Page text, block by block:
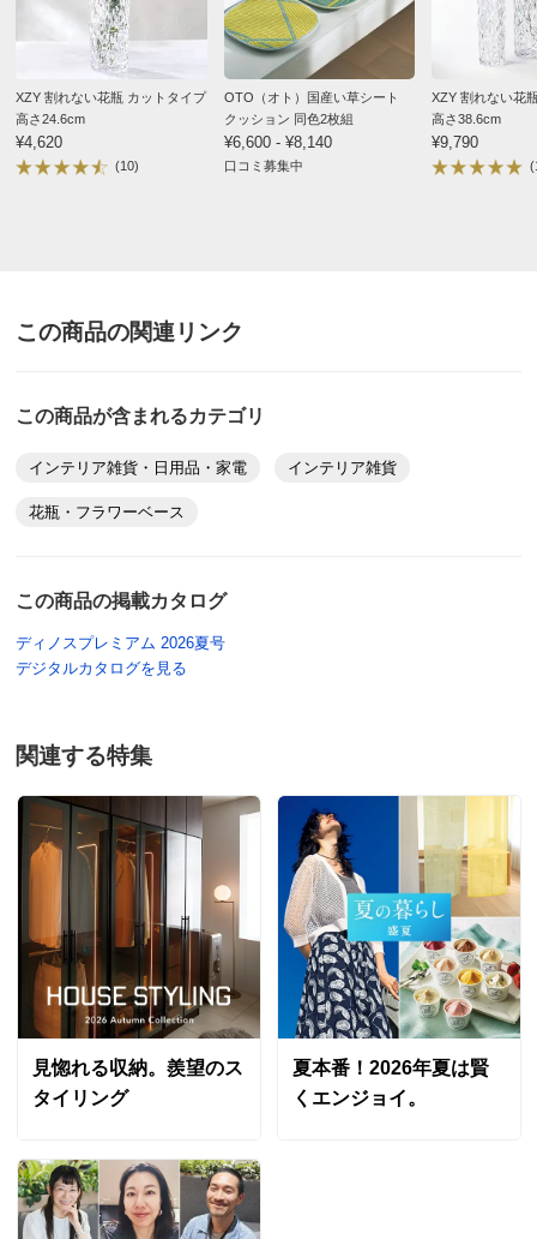
XZY 割れない花瓶 カットタイプ
高さ24.6cm
¥4,620
(10)
OTO（オト）国産い草シート
クッション 同色2枚組
¥6,600 - ¥8,140
口コミ募集中
XZY 割れない花
高さ38.6cm
¥9,790
この商品の関連リンク
この商品が含まれるカテゴリ
インテリア雑貨・日用品・家電 インテリア雑貨
花瓶・フラワーベース
この商品の掲載カタログ
ディノスプレミアム 2026夏号
デジタルカタログを見る
関連する特集
見惚れる収納。羨望のス
タイリング
夏本番！2026年夏は賢
くエンジョイ。